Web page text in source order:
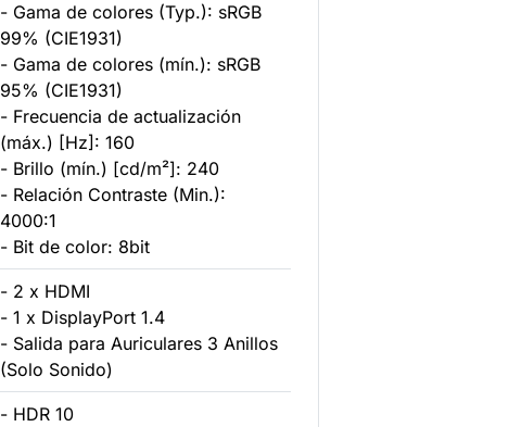
- Gama de colores (Typ.): sRGB
99% (CIE1931)
- Gama de colores (mín.): sRGB
95% (CIE1931)
- Frecuencia de actualización
(máx.) [Hz]: 160
- Brillo (mín.) [cd/m²]: 240
- Relación Contraste (Min.):
4000:1
- Bit de color: 8bit
- 2 x HDMI
- 1 x DisplayPort 1.4
- Salida para Auriculares 3 Anillos
(Solo Sonido)
- HDR 10